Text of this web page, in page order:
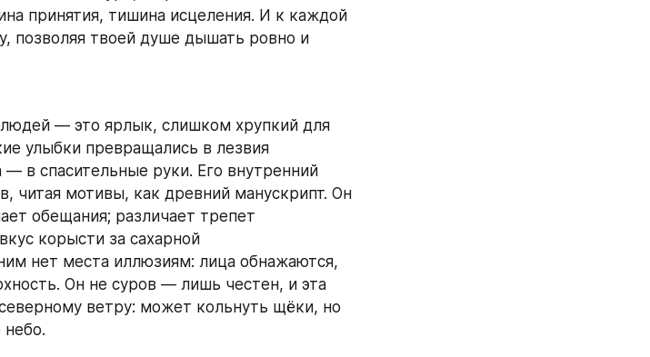
принятия, тишина исцеления. И к каждой
позволяя твоей душе дышать ровно и
— это ярлык, слишком хрупкий для
улыбки превращались в лезвия
в спасительные руки. Его внутренний
читая мотивы, как древний манускрипт. Он
обещания; различает трепет
корысти за сахарной
нет места иллюзиям: лица обнажаются,
Он не суров — лишь честен, и эта
ветру: может кольнуть щёки, но
небо.